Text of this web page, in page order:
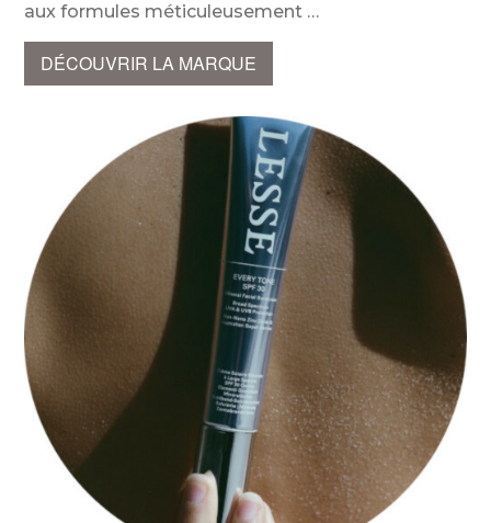
aux formules méticuleusement
DÉCOUVRIR LA MARQUE